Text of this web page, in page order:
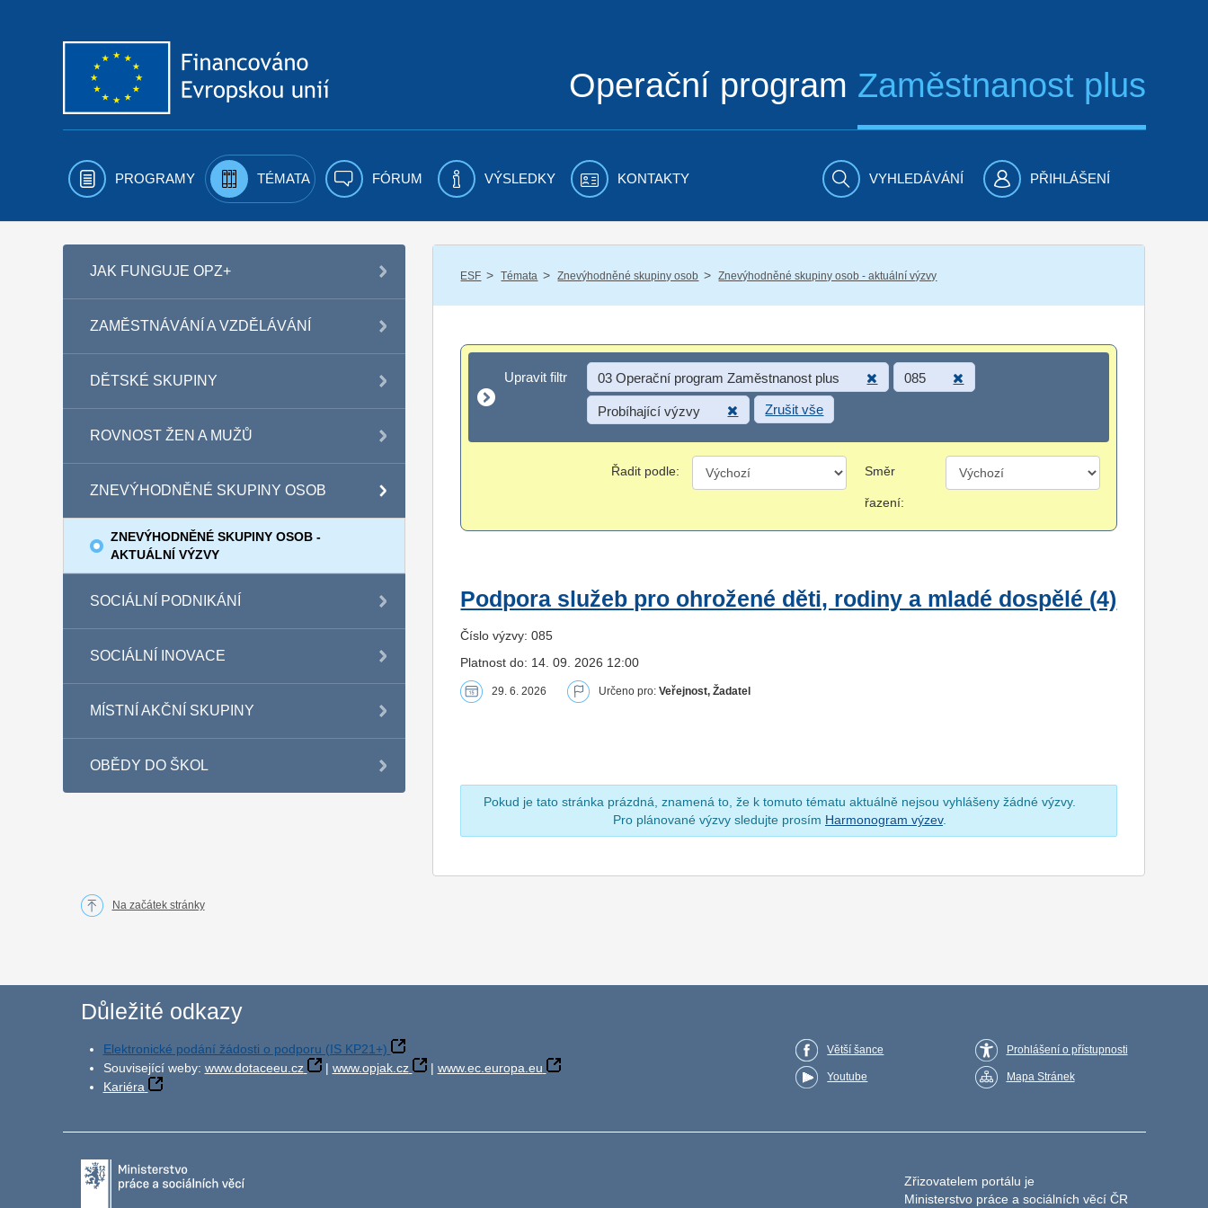
Operační program Zaměstnanost plus
PROGRAMY TÉMATA FÓRUM VÝSLEDKY KONTAKTY VYHLEDÁVÁNÍ PŘIHLÁŠENÍ
JAK FUNGUJE OPZ+
ZAMĚSTNÁVÁNÍ A VZDĚLÁVÁNÍ
DĚTSKÉ SKUPINY
ROVNOST ŽEN A MUŽŮ
ZNEVÝHODNĚNÉ SKUPINY OSOB
ZNEVÝHODNĚNÉ SKUPINY OSOB -
AKTUÁLNÍ VÝZVY
SOCIÁLNÍ PODNIKÁNÍ
SOCIÁLNÍ INOVACE
MÍSTNÍ AKČNÍ SKUPINY
OBĚDY DO ŠKOL
ESF / Témata / Znevýhodněné skupiny osob / Znevýhodněné skupiny osob - aktuální výzvy
Upravit filtr
Upravit filtr 03 Operační program Zaměstnanost plus 085
Probíhající výzvy Zrušit vše
Řadit podle: Směr
řazení:
Podpora služeb pro ohrožené děti, rodiny a mladé dospělé (4)
Číslo výzvy: 085
Platnost do: 14. 09. 2026 12:00
29. 6. 2026 Určeno pro:Veřejnost, Žadatel
Pokud je tato stránka prázdná, znamená to, že k tomuto tématu aktuálně nejsou vyhlášeny žádné výzvy.
Pro plánované výzvy sledujte prosím Harmonogram výzev.
Na začátek stránky
Důležité odkazy
Elektronické podání žádosti o podporu (IS KP21+)
Související weby: www.dotaceeu.cz | www.opjak.cz | www.ec.europa.eu
Kariéra
Větší šance
Youtube
Prohlášení o přístupnosti
Mapa Stránek
Zřizovatelem portálu je
Ministerstvo práce a sociálních věcí ČR